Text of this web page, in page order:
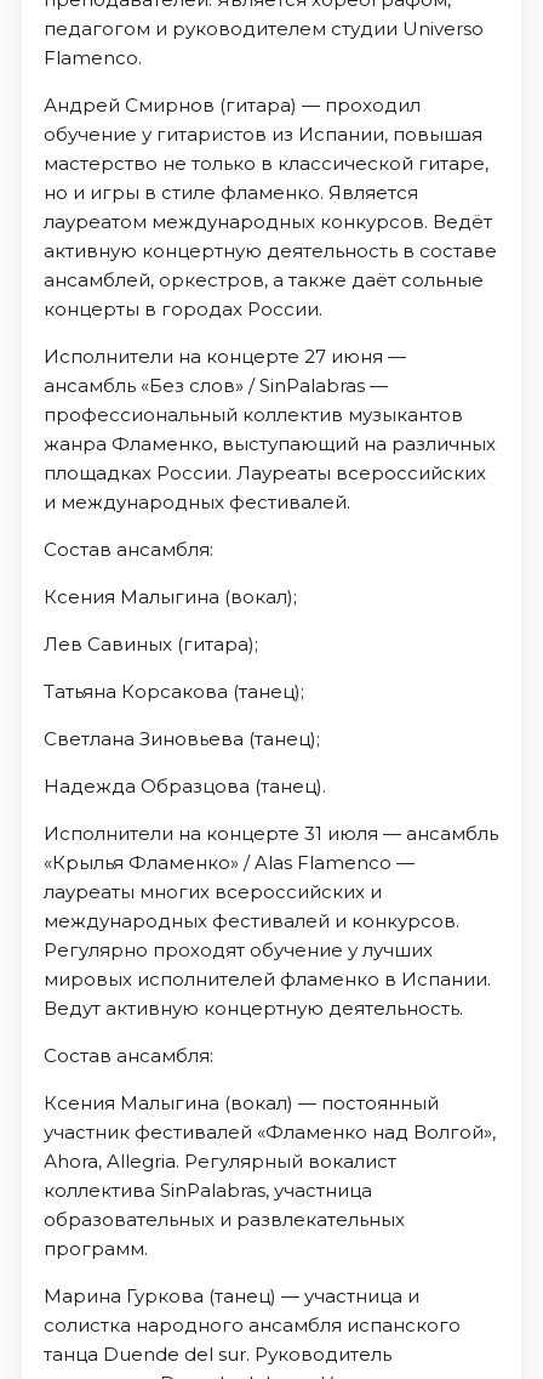
педагогом и руководителем студии Universo
Flamenco.
Андрей Смирнов (гитара) — проходил
обучение у гитаристов из Испании, повышая
мастерство не только в классической гитаре,
но и игры в стиле фламенко. Является
лауреатом международных конкурсов. Ведёт
активную концертную деятельность в составе
ансамблей, оркестров, а также даёт сольные
концерты в городах России.
Исполнители на концерте 27 июня —
ансамбль «Без слов» / SinPalabras —
профессиональный коллектив музыкантов
жанра Фламенко, выступающий на различных
площадках России. Лауреаты всероссийских
и международных фестивалей.
Состав ансамбля:
Ксения Малыгина (вокал);
Лев Савиных (гитара);
Татьяна Корсакова (танец);
Светлана Зиновьева (танец);
Надежда Образцова (танец).
Исполнители на концерте 31 июля — ансамбль
«Крылья Фламенко» / Alas Flamenco —
лауреаты многих всероссийских и
международных фестивалей и конкурсов.
Регулярно проходят обучение у лучших
мировых исполнителей фламенко в Испании.
Ведут активную концертную деятельность.
Состав ансамбля:
Ксения Малыгина (вокал) — постоянный
участник фестивалей «Фламенко над Волгой»,
Аhora, Allegria. Регулярный вокалист
коллектива SinPalabras, участница
образовательных и развлекательных
программ.
Марина Гуркова (танец) — участница и
солистка народного ансамбля испанского
танца Duende del sur. Руководитель